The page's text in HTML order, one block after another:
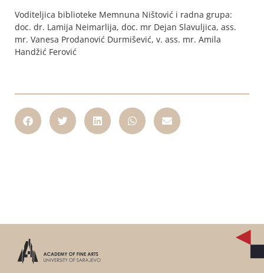
Voditeljica biblioteke Memnuna Ništović i radna grupa:
doc. dr. Lamija Neimarlija, doc. mr Dejan Slavuljica, ass.
mr. Vanesa Prodanović Durmišević, v. ass. mr. Amila
Handžić Ferović